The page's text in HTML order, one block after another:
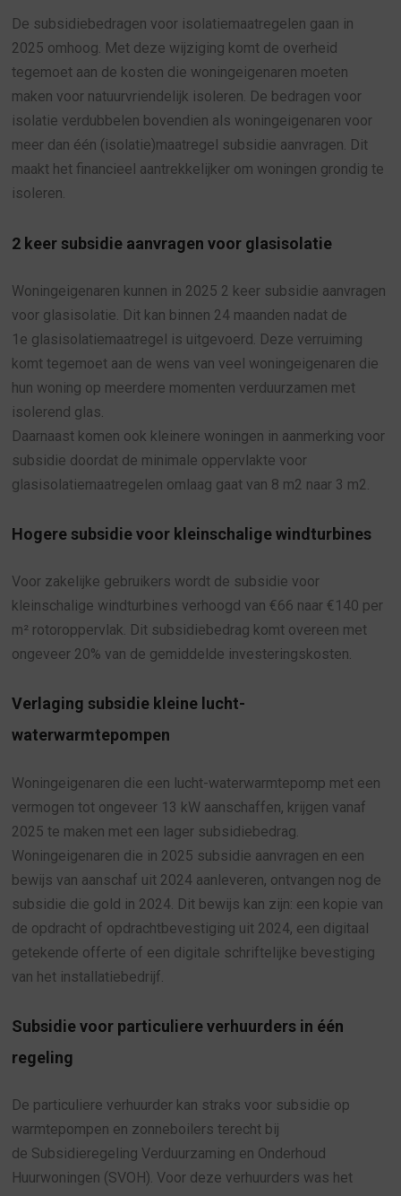
De subsidiebedragen voor isolatiemaatregelen gaan in
2025 omhoog. Met deze wijziging komt de overheid
tegemoet aan de kosten die woningeigenaren moeten
maken voor natuurvriendelijk isoleren. De bedragen voor
isolatie verdubbelen bovendien als woningeigenaren voor
meer dan één (isolatie)maatregel subsidie aanvragen. Dit
maakt het financieel aantrekkelijker om woningen grondig te
isoleren.
2 keer subsidie aanvragen voor glasisolatie
Woningeigenaren kunnen in 2025 2 keer subsidie aanvragen
voor glasisolatie. Dit kan binnen 24 maanden nadat de
1e glasisolatiemaatregel is uitgevoerd. Deze verruiming
komt tegemoet aan de wens van veel woningeigenaren die
hun woning op meerdere momenten verduurzamen met
isolerend glas.
Daarnaast komen ook kleinere woningen in aanmerking voor
subsidie doordat de minimale oppervlakte voor
glasisolatiemaatregelen omlaag gaat van 8 m2 naar 3 m2.
Hogere subsidie voor kleinschalige windturbines
Voor zakelijke gebruikers wordt de subsidie voor
kleinschalige windturbines verhoogd van €66 naar €140 per
m² rotoroppervlak. Dit subsidiebedrag komt overeen met
ongeveer 20% van de gemiddelde investeringskosten.
Verlaging subsidie kleine lucht-
waterwarmtepompen
Woningeigenaren die een lucht-waterwarmtepomp met een
vermogen tot ongeveer 13 kW aanschaffen, krijgen vanaf
2025 te maken met een lager subsidiebedrag.
Woningeigenaren die in 2025 subsidie aanvragen en een
bewijs van aanschaf uit 2024 aanleveren, ontvangen nog de
subsidie die gold in 2024. Dit bewijs kan zijn: een kopie van
de opdracht of opdrachtbevestiging uit 2024, een digitaal
getekende offerte of een digitale schriftelijke bevestiging
van het installatiebedrijf.
Subsidie voor particuliere verhuurders in één
regeling
De particuliere verhuurder kan straks voor subsidie op
warmtepompen en zonneboilers terecht bij
de Subsidieregeling Verduurzaming en Onderhoud
Huurwoningen (SVOH). Voor deze verhuurders was het